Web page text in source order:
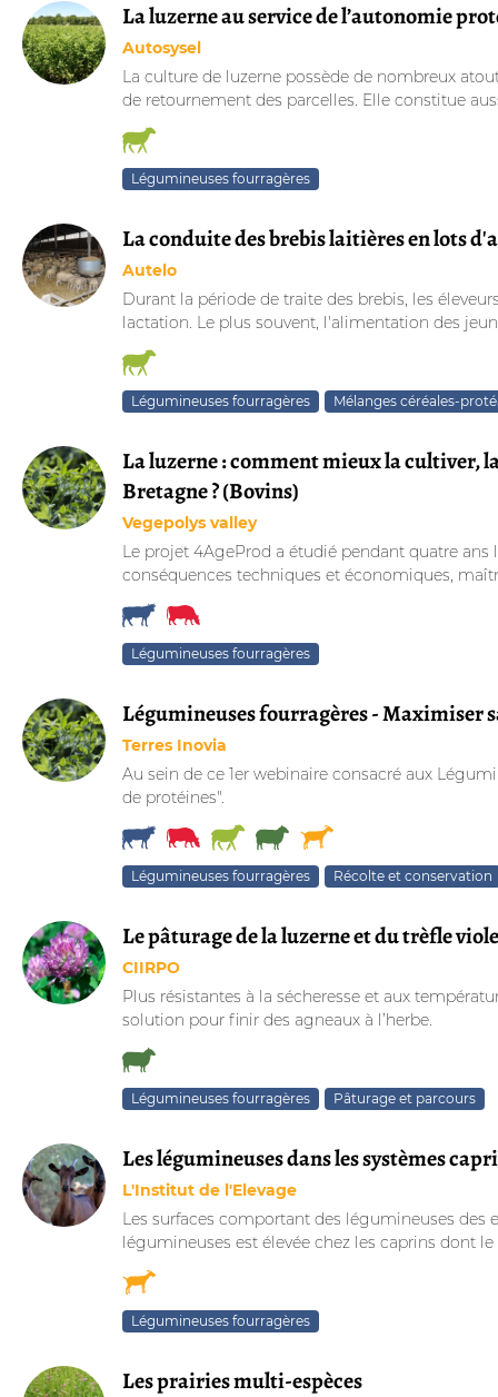
La luzerne au service de l’autonomie
Autosysel
La culture de luzerne possède de nombreux
de retournement des parcelles. Elle constitue
Légumineuses fourragères
La conduite des brebis laitières en lots
Autelo
Durant la période de traite des brebis, les
lactation. Le plus souvent, l'alimentation des
Légumineuses fourragères Mélanges céréales-
La luzerne : comment mieux la cultiver,
Bretagne ? (Bovins)
Vegepolys valley
Le projet 4AgeProd a étudié pendant quatre
conséquences techniques et économiques,
Légumineuses fourragères
Légumineuses fourragères - Maximiser
Terres Inovia
Au sein de ce 1er webinaire consacré aux
de protéines".
Légumineuses fourragères Récolte et conservation
Le pâturage de la luzerne et du trèfle
CIIRPO
Plus résistantes à la sécheresse et aux
solution pour finir des agneaux à l’herbe.
Légumineuses fourragères Pâturage et parcours
Les légumineuses dans les systèmes
L'Institut de l'Elevage
Les surfaces comportant des légumineuses des
légumineuses est élevée chez les caprins dont
Légumineuses fourragères
Les prairies multi-espèces